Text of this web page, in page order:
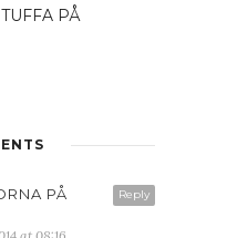
PÅ
Reply
PÅ